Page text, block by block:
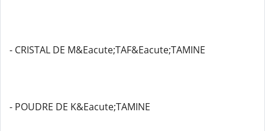
- CRISTAL DE M&Eacute;TAF&Eacute;TAMINE
- POUDRE DE K&Eacute;TAMINE